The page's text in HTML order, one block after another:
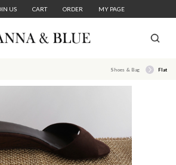
US CART ORDER MY PAGE
Shoes & Bag Flat